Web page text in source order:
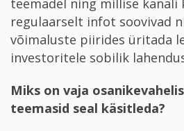
teemadel ning millise kanali
regulaarselt infot soovivad
võimaluste piirides üritada
investoritele sobilik
Miks on vaja
teemasid seal käsitleda?